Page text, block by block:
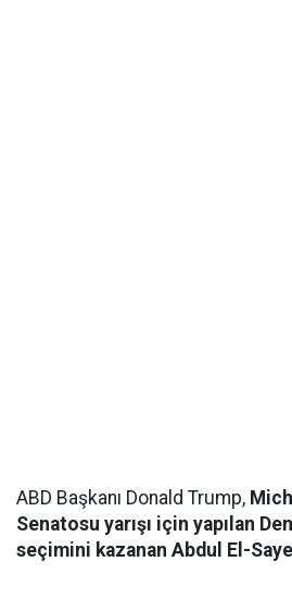
ABD Başkanı Donald Trump,
Senatosu yarışı için yapılan
seçimini kazanan Abdul El-